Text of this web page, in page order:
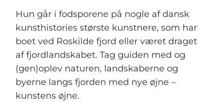
Hun går i fodsporene på nogle af dansk
kunsthistories største kunstnere, som har
boet ved Roskilde fjord eller været draget
af fjordlandskabet. Tag guiden med og
(gen)oplev naturen, landskaberne og
byerne langs fjorden med nye øjne –
kunstens øjne.